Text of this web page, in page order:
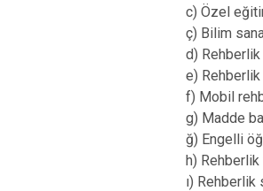
c) Özel
ç) Bilim
d)
e) Rehberlik
f) Mobil
g) Madde
ğ) Engelli
h) Rehberlik
ı)